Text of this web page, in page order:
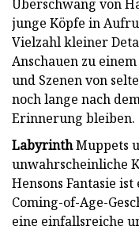
Überschwang von
junge Köpfe in
Vielzahl kleiner
Anschauen zu
und Szenen von
noch lange nach
Erinnerung bleiben.
LabyrinthMuppets
unwahrscheinliche
Hensons Fantasie
Coming-of-Age-
eine einfallsreiche